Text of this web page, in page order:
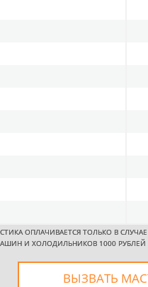
ОПЛАЧИВАЕТСЯ ТОЛЬКО В
И ХОЛОДИЛЬНИКОВ 1000
ВЫЗВАТЬ